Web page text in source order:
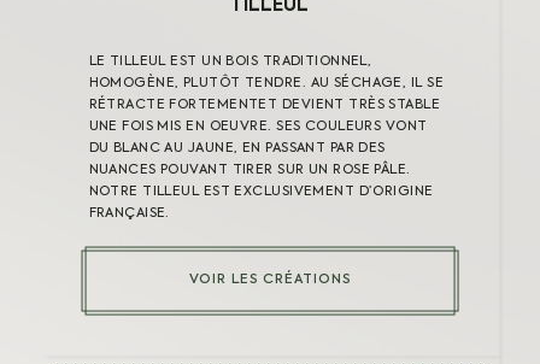
© Maison Gabriel 2023
Politique de cookies
Consentement
LE TILLEUL EST UN BOIS TRADITIONNEL,
HOMOGÈNE, PLUTÔT TENDRE. AU SÉCHAGE, IL SE
RÉTRACTE FORTEMENTET DEVIENT TRÈS STABLE
UNE FOIS MIS EN OEUVRE. SES COULEURS VONT
DU BLANC AU JAUNE, EN PASSANT PAR DES
NUANCES POUVANT TIRER SUR UN ROSE PÂLE.
NOTRE TILLEUL EST EXCLUSIVEMENT D’ORIGINE
FRANÇAISE.
VOIR LES CRÉATIONS